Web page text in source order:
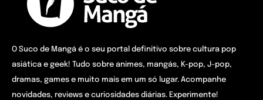
O Suco de Mangá é o seu portal definitivo sobre cultura pop
asiática e geek! Tudo sobre animes, mangás, K-pop, J-pop,
dramas, games e muito mais em um só lugar. Acompanhe
novidades, reviews e curiosidades diárias. Experimente!